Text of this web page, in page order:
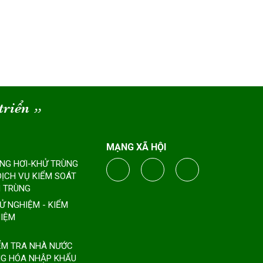
“
TRA NHÀ NƯỚC
HÓA NHẬP KHẨU
NGHIỆM - KIỂM
HƠI-KHỬ TRÙNG
VỤ KIỂM SOÁT
TRÙNG
MẠNG XÃ HỘI